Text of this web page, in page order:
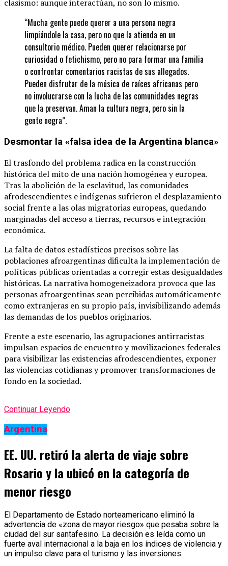
clasismo: aunque interactúan, no son lo mismo.
“Mucha gente puede querer a una persona negra
limpiándole la casa, pero no que la atienda en un
consultorio médico. Pueden querer relacionarse por
curiosidad o fetichismo, pero no para formar una familia
o confrontar comentarios racistas de sus allegados.
Pueden disfrutar de la música de raíces africanas pero
no involucrarse con la lucha de las comunidades negras
que la preservan. Aman la cultura negra, pero sin la
gente negra”.
Desmontar la «falsa idea de la Argentina blanca»
El trasfondo del problema radica en la construcción
histórica del mito de una nación homogénea y europea.
Tras la abolición de la esclavitud, las comunidades
afrodescendientes e indígenas sufrieron el desplazamiento
social frente a las olas migratorias europeas, quedando
marginadas del acceso a tierras, recursos e integración
económica.
La falta de datos estadísticos precisos sobre las
poblaciones afroargentinas dificulta la implementación de
políticas públicas orientadas a corregir estas desigualdades
históricas. La narrativa homogeneizadora provoca que las
personas afroargentinas sean percibidas automáticamente
como extranjeras en su propio país, invisibilizando además
las demandas de los pueblos originarios.
Frente a este escenario, las agrupaciones antirracistas
impulsan espacios de encuentro y movilizaciones federales
para visibilizar las existencias afrodescendientes, exponer
las violencias cotidianas y promover transformaciones de
fondo en la sociedad.
Continuar Leyendo
Argentina
EE. UU. retiró la alerta de viaje sobre
Rosario y la ubicó en la categoría de
menor riesgo
El Departamento de Estado norteamericano eliminó la
advertencia de «zona de mayor riesgo» que pesaba sobre la
ciudad del sur santafesino. La decisión es leída como un
fuerte aval internacional a la baja en los índices de violencia y
un impulso clave para el turismo y las inversiones.